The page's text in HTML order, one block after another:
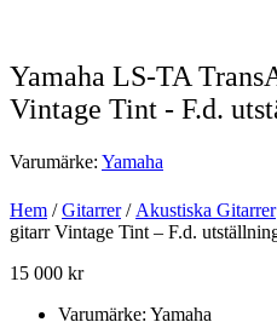
Yamaha LS-TA
Vintage Tint - F.d.
Varumärke: Yamaha
Hem /Gitarrer/ Akustiska Gitarrer
gitarr Vintage Tint – F.d.
15 000 kr
Varumärke: Yamaha